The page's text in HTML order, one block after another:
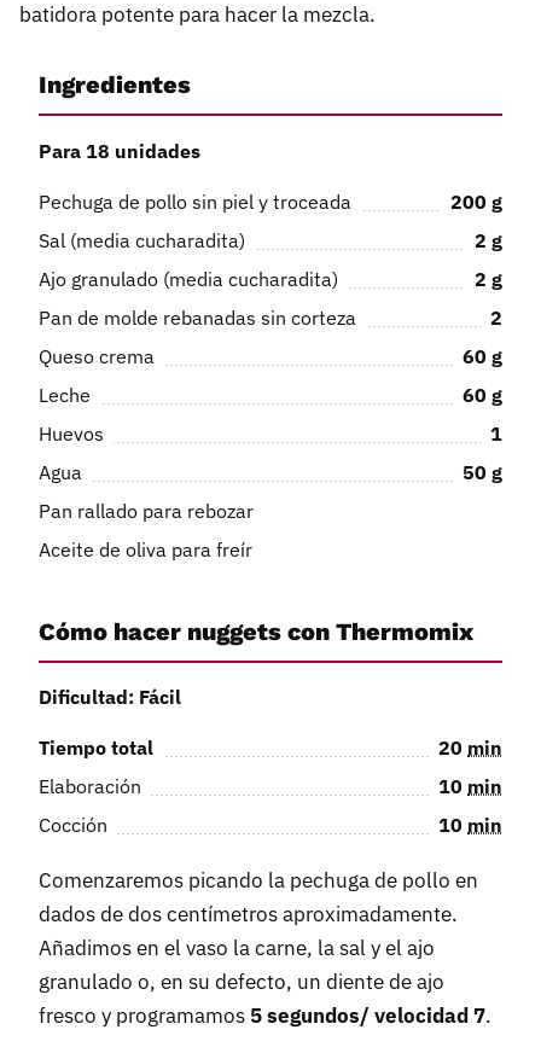
batidora potente para hacer la mezcla.
Ingredientes
Para 18 unidades
Pechuga de pollo sin piel y troceada 200 g
Sal (media cucharadita)
2 g
Ajo granulado (media cucharadita)
2 g
Pan de molde rebanadas sin corteza
2
Queso crema
60 g
Leche
60 g
Huevos
1
Agua
50 g
Pan rallado para rebozar
Aceite de oliva para freír
Cómo hacer nuggets con Thermomix
Dificultad: Fácil
Tiempo total 20 min
Elaboración
10 min
Cocción
10 min
Comenzaremos picando la pechuga de pollo en
dados de dos centímetros aproximadamente.
Añadimos en el vaso la carne, la sal y el ajo
granulado o, en su defecto, un diente de ajo
fresco y programamos 5 segundos/ velocidad 7.